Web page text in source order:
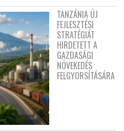
TANZÁNIA ÚJ
FEJLESZTÉSI
STRATÉGIÁT
HIRDETETT A
GAZDASÁGI
NÖVEKEDÉS
FELGYORSÍTÁSÁRA